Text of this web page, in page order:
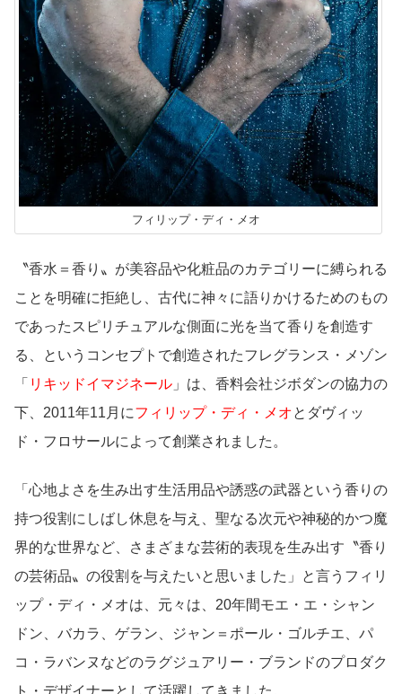
フィリップ・ディ・メオ
〝香水＝香り〟が美容品や化粧品のカテゴリーに縛られる
ことを明確に拒絶し、古代に神々に語りかけるためのもの
であったスピリチュアルな側面に光を当て香りを創造す
る、というコンセプトで創造されたフレグランス・メゾン
「 リキッドイマジネール 」は、香料会社ジボダンの協力の
下、2011年11月にフィリップ・ディ・メオとダヴィッ
ド・フロサールによって創業されました。
「心地よさを生み出す生活用品や誘惑の武器という香りの
持つ役割にしばし休息を与え、聖なる次元や神秘的かつ魔
界的な世界など、さまざまな芸術的表現を生み出す〝香り
の芸術品〟の役割を与えたいと思いました」と言うフィリ
ップ・ディ・メオは、元々は、20年間モエ・エ・シャン
ドン、バカラ、ゲラン、ジャン＝ポール・ゴルチエ、パ
コ・ラバンヌなどのラグジュアリー・ブランドのプロダク
ト・デザイナーとして活躍してきました。